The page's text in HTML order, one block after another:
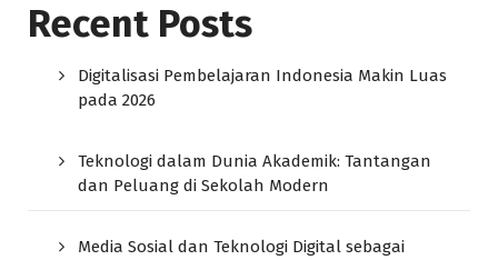
Recent Posts
Digitalisasi Pembelajaran Indonesia Makin Luas
pada 2026
Teknologi dalam Dunia Akademik: Tantangan
dan Peluang di Sekolah Modern
Media Sosial dan Teknologi Digital sebagai